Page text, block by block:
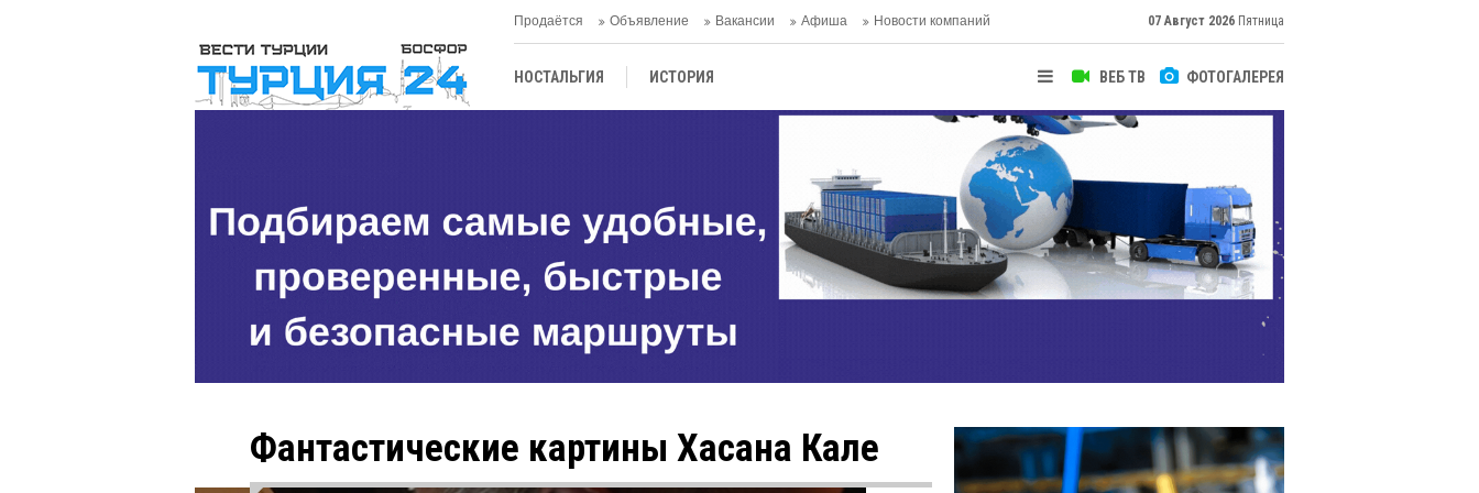
Продаётся Объявление Вакансии Афиша Новости компаний 07 Август 2026 Пятница
ВЕБ ТВ ФОТОГАЛЕРЕЯ
НОСТАЛЬГИЯ ИСТОРИЯ
Фантастические картины Хасана Кале